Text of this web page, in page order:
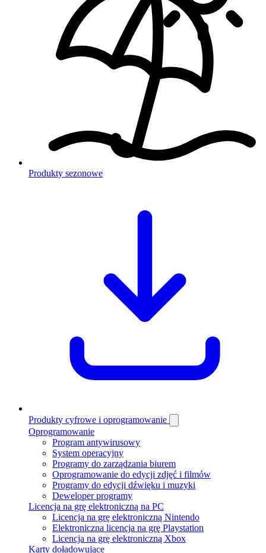
Produkty sezonowe
Produkty cyfrowe i oprogramowanie
Oprogramowanie
Program antywirusowy
System operacyjny
Programy do zarządzania biurem
Oprogramowanie do edycji zdjęć i filmów
Programy do edycji dźwięku i muzyki
Deweloper programy
Licencja na grę elektroniczną na PC
Licencja na grę elektroniczną Nintendo
Elektroniczna licencja na grę Playstation
Licencja na grę elektroniczną Xbox
Karty doładowujące